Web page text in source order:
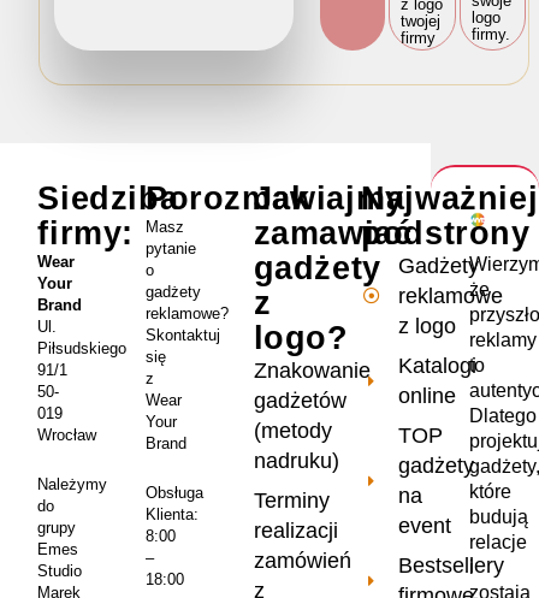
z logo
twojej
firmy
logo
firmy.
że
reklamy
to
Dlatego
gadżety,
które
budują
relacje
i
zostają
podstrony
Gadżety
reklamowe
z logo
Katalogi
online
TOP
gadżety
na
event
Bestsellery
Jak
zamawiać
gadżety
z
logo?
Znakowanie
gadżetów
(metody
nadruku)
Terminy
realizacji
zamówień
z
Porozmawiajmy
Masz
pytanie
o
gadżety
reklamowe?
Skontaktuj
się
z
Wear
Your
Brand
Obsługa
Klienta:
8:00
–
18:00
Siedziba
firmy:
Wear
Your
Brand
Ul.
Piłsudskiego
91/1
50-
019
Wrocław
Należymy
do
grupy
Emes
Studio
Marek